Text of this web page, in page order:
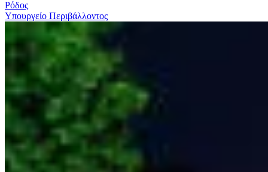
Ρόδος
Υπουργείο Περιβάλλοντος